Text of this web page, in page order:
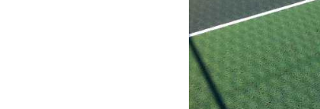
RÉNOVATION